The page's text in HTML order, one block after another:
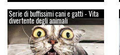
Serie di buffissimi cani e gatti - Vita
divertente degli animali